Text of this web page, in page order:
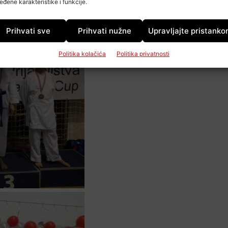
karakteristike i funkcije.
Prihvati sve Prihvati nužne Upravljajte
Politika kolačića Politika privatnosti